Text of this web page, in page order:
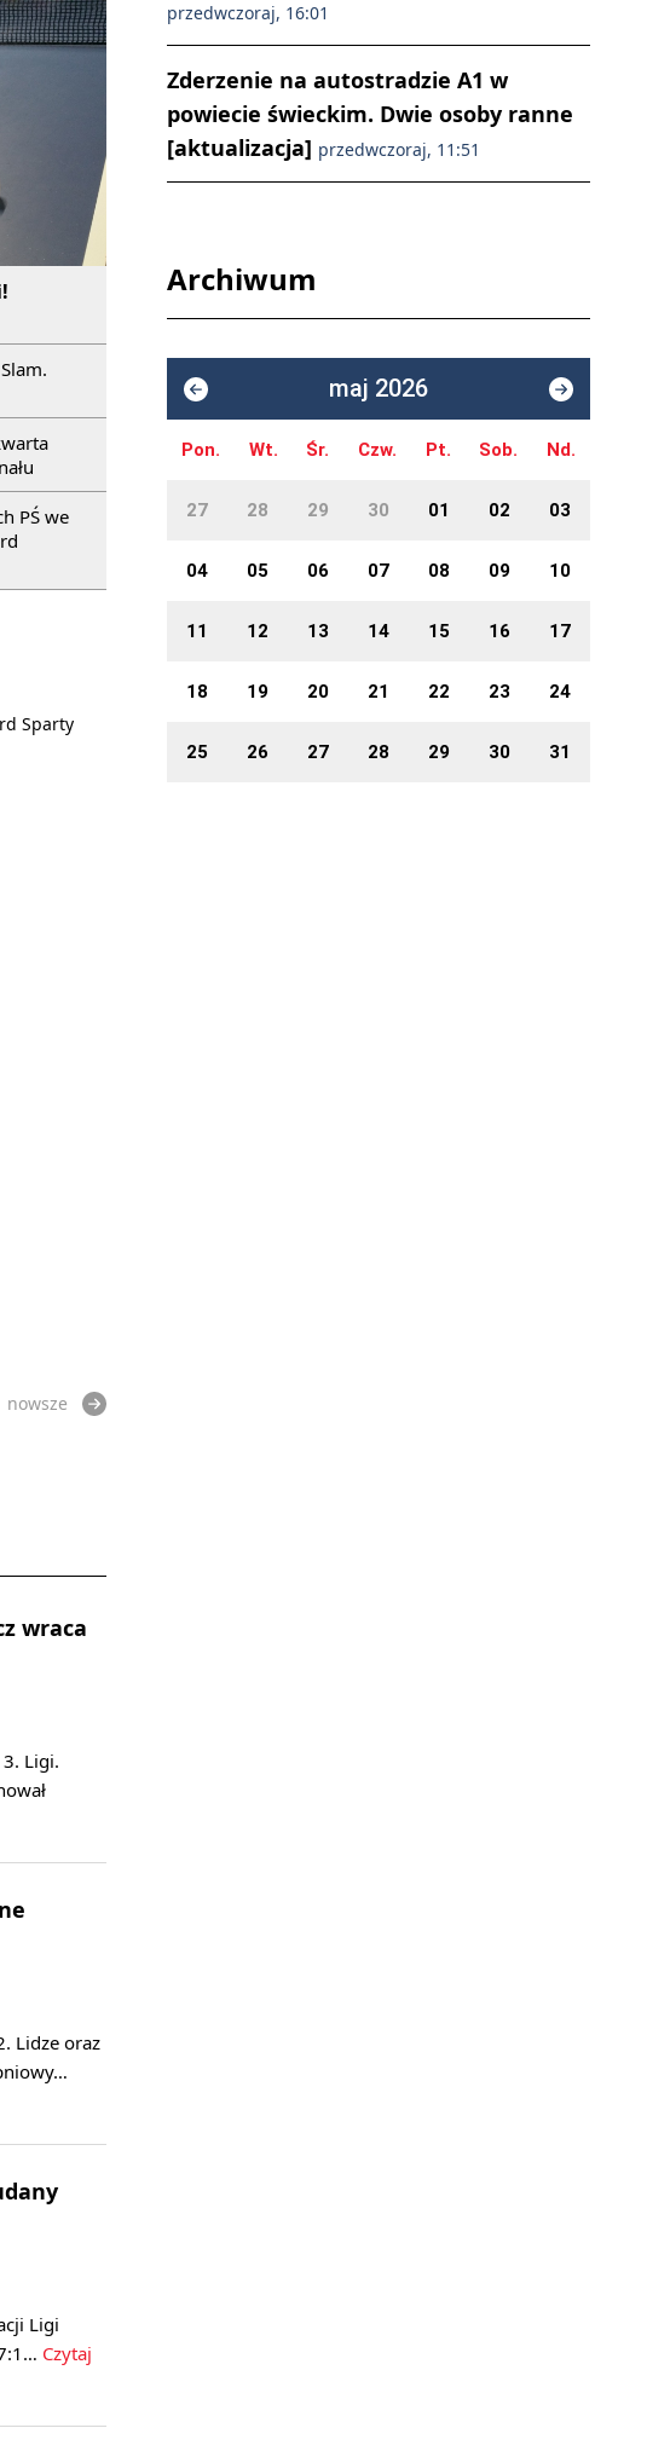
PŚ we
Sparty
nowsze
wraca
Ligi.
Lidze oraz
Ligi
Czytaj
przedwczoraj, 16:01
Zderzenie na autostradzie A1 w
powiecie świeckim. Dwie osoby ranne
[aktualizacja] przedwczoraj, 11:51
Archiwum
maj 2026
Pon. Wt. Śr. Czw. Pt. Sob. Nd.
27 28 29 30 01 02 03
04 05 06 07 08 09 10
11 12 13 14 15 16 17
18 19 20 21 22 23 24
25 26 27 28 29 30 31